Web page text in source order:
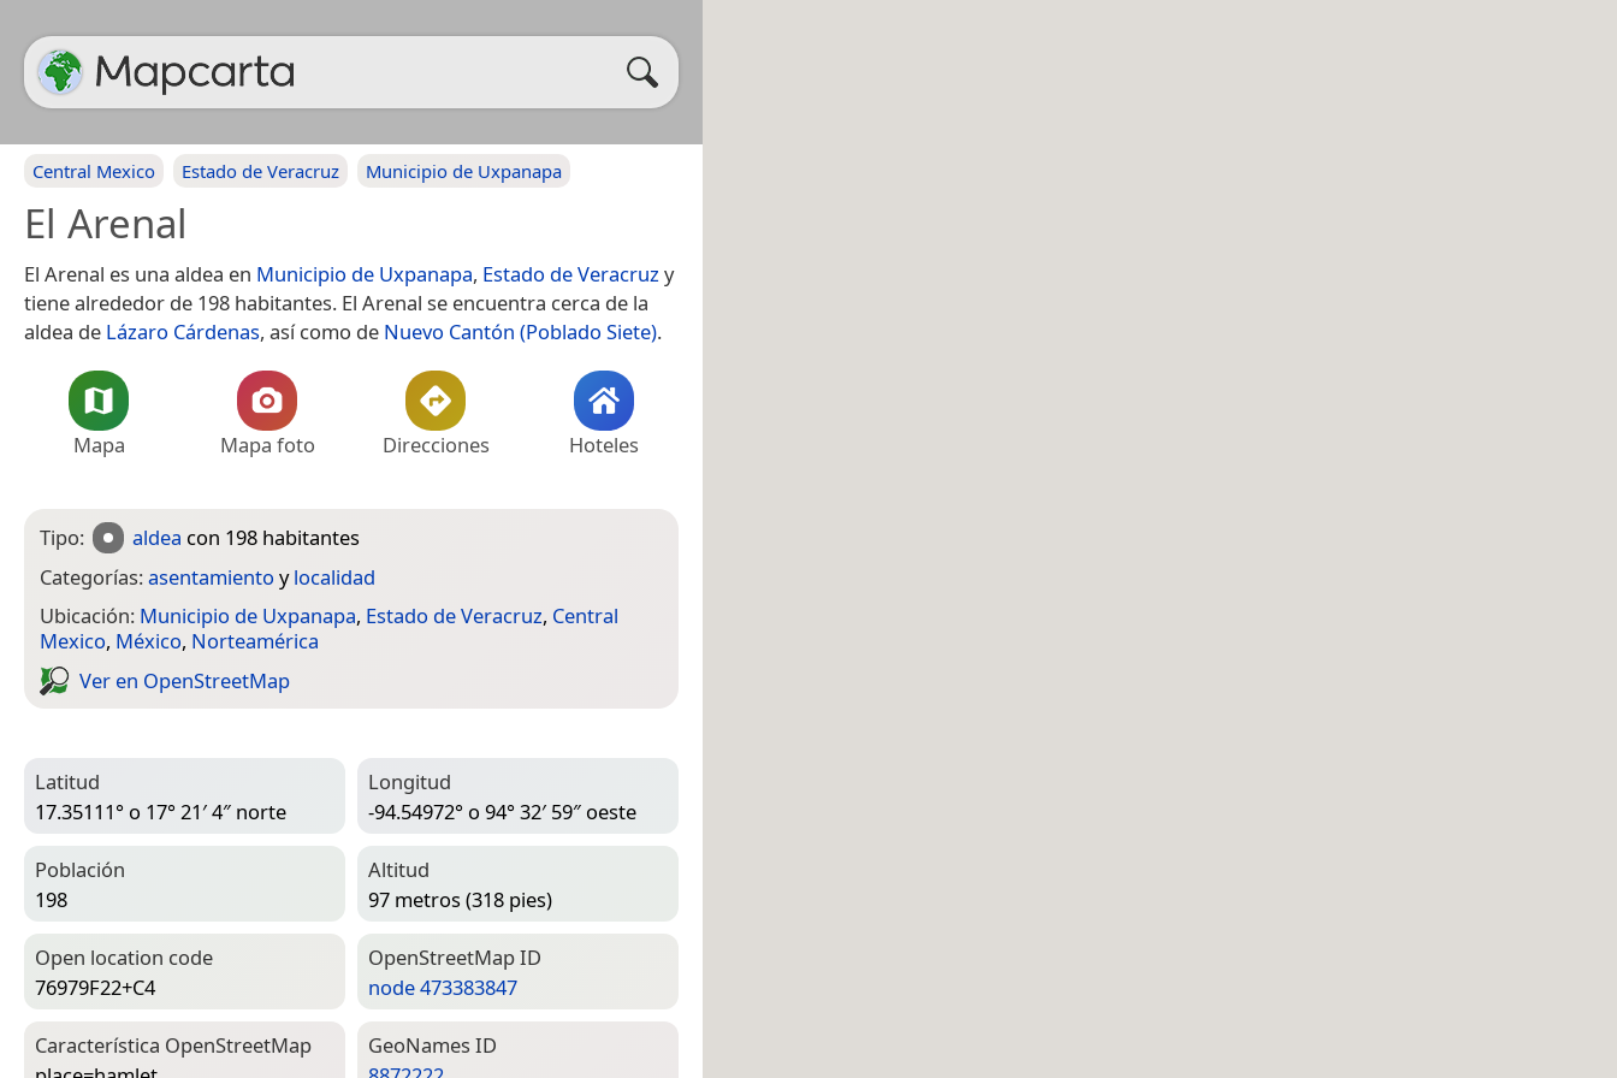
Central Mexico Estado de Veracruz Municipio de Uxpanapa
El Arenal
El Arenal es una aldea en Municipio de Uxpanapa, Estado de Veracruzy
tiene alrededor de 198 habitantes. El Arenal se encuentra cerca de la
aldea de Lázaro Cárdenas, así como de Nuevo Cantón (Poblado Siete).
Mapa Mapa foto Direcciones Hoteles
Tipo: aldea con 198 habitantes
Categorías:asentamiento ylocalidad
Ubicación: Municipio de Uxpanapa, Estado de Veracruz, Central
Mexico, México, Norteamérica
Ver en Open­Street­Map
Latitud
17.35111° o 17° 21′ 4″ norte
Longitud
-94.54972° o 94° 32′ 59″ oeste
Población
198
Altitud
97 metros (318 pies)
Open location code
76979F22+C4
Open­Street­Map ID
node 473383847
Característica Open­Street­Map
Geo­Names ID